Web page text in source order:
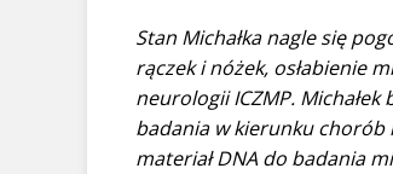
Stan Michałka nagle się
rączek i nóżek, osłabienie
neurologii ICZMP. Michałek
badania w kierunku
materiał DNA do badania